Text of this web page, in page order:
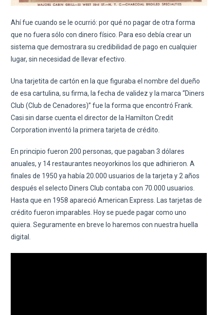
Ahí fue cuando se le ocurrió: por qué no pagar de otra forma
que no fuera sólo con dinero físico. Para eso debía crear un
sistema que demostrara su credibilidad de pago en cualquier
lugar, sin necesidad de llevar efectivo.
Una tarjetita de cartón en la que figuraba el nombre del dueño
de esa cartulina, su firma, la fecha de validez y la marca “Diners
Club (Club de Cenadores)” fue la forma que encontró Frank.
Casi sin darse cuenta el director de la Hamilton Credit
Corporation inventó la primera tarjeta de crédito.
En principio fueron 200 personas, que pagaban 3 dólares
anuales, y 14 restaurantes neoyorkinos los que adhirieron. A
finales de 1950 ya había 20.000 usuarios de la tarjeta y 2 años
después el selecto Diners Club contaba con 70.000 usuarios.
Hasta que en 1958 apareció American Express. Las tarjetas de
crédito fueron imparables. Hoy se puede pagar como uno
quiera. Seguramente en breve lo haremos con nuestra huella
digital.